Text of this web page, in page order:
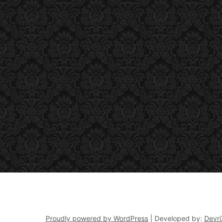
Proudly powered by WordPress Developed by: